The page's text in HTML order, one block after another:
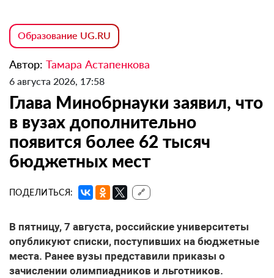
Образование UG.RU
Автор: Тамара Астапенкова
6 августа 2026, 17:58
Глава Минобрнауки заявил, что
в вузах дополнительно
появится более 62 тысяч
бюджетных мест
ПОДЕЛИТЬСЯ: 🔗
В пятницу, 7 августа, российские университеты
опубликуют списки, поступивших на бюджетные
места. Ранее вузы представили приказы о
зачислении олимпиадников и льготников.